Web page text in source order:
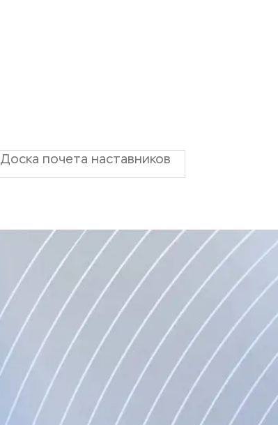
Доска почета наставников